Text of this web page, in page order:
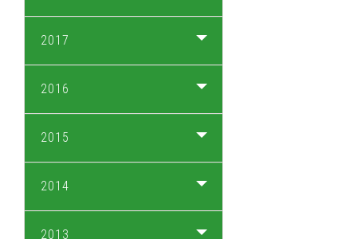
2017
2016
2015
2014
2013